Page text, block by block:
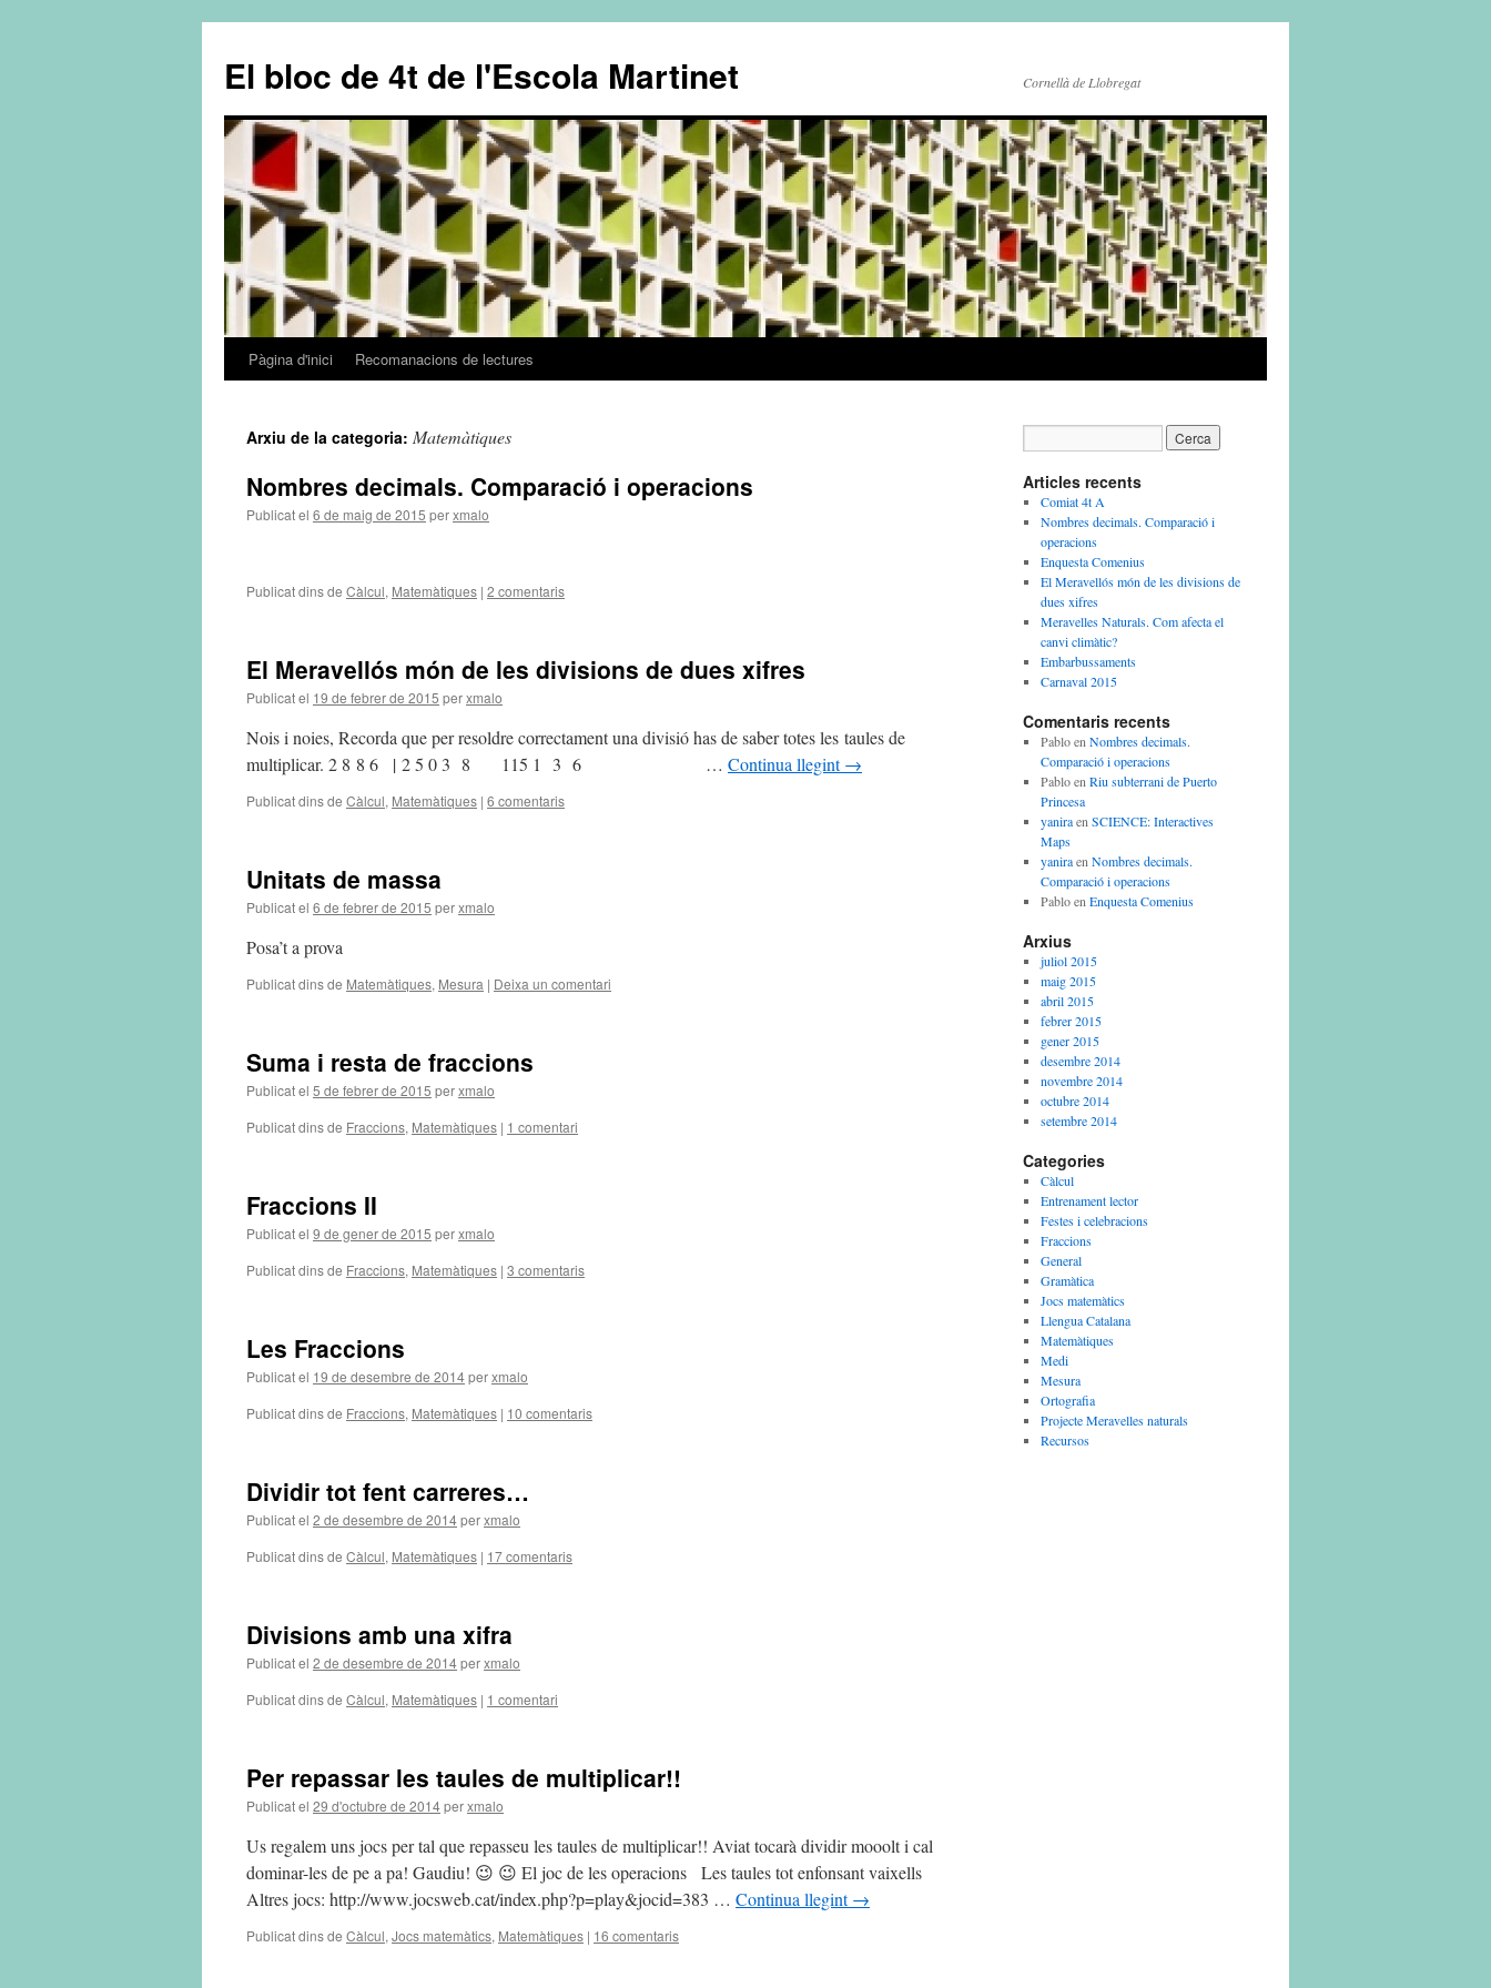
El bloc de 4t de l'Escola Martinet Cornellà de Llobregat
Vés
contingut
Pàgina d'inici Recomanacions de lectures
Arxiu de la categoria: Matemàtiques
Nombres decimals. Comparació i operacions
Publicat el 6 de maig de 2015 perxmalo
Publicat dins de Càlcul, Matemàtiques | 2 comentaris
El Meravellós món de les divisions de dues xifres
Publicat el 19 de febrer de 2015 perxmalo
Nois i noies, Recorda que per resoldre correctament una divisió has de saber totes les taules de
multiplicar. 2 8 8 6 | 2 5 0 3 8 115 1 3 6 … Continua llegint→
Publicat dins de Càlcul, Matemàtiques | 6 comentaris
Unitats de massa
Publicat el 6 de febrer de 2015 perxmalo
Posa’t a prova
Publicat dins de Matemàtiques, Mesura | Deixa un comentari
Suma i resta de fraccions
Publicat el 5 de febrer de 2015 perxmalo
Publicat dins de Fraccions, Matemàtiques | 1 comentari
Fraccions II
Publicat el 9 de gener de 2015 perxmalo
Publicat dins de Fraccions, Matemàtiques | 3 comentaris
Les Fraccions
Publicat el 19 de desembre de 2014perxmalo
Publicat dins de Fraccions, Matemàtiques | 10 comentaris
Dividir tot fent carreres…
Publicat el 2 de desembre de 2014perxmalo
Publicat dins de Càlcul, Matemàtiques | 17 comentaris
Divisions amb una xifra
Publicat el 2 de desembre de 2014perxmalo
Publicat dins de Càlcul, Matemàtiques | 1 comentari
Per repassar les taules de multiplicar!!
Publicat el 29 d'octubre de 2014perxmalo
Us regalem uns jocs per tal que repasseu les taules de multiplicar!! Aviat tocarà dividir mooolt i cal
dominar-les de pe a pa! Gaudiu! 😉 😉 El joc de les operacions Les taules tot enfonsant vaixells
Altres jocs: http://www.jocsweb.cat/index.php?p=play&jocid=383 … Continua llegint→
Publicat dins de Càlcul, Jocs matemàtics, Matemàtiques | 16 comentaris
Articles recents
Comiat 4t A
Nombres decimals. Comparació i
operacions
Enquesta Comenius
El Meravellós món de les divisions de
dues xifres
Meravelles Naturals. Com afecta el
canvi climàtic?
Embarbussaments
Carnaval 2015
Comentaris recents
Pabloen Nombres decimals.
Comparació i operacions
Pabloen Riu subterrani de Puerto
Princesa
yaniraen SCIENCE: Interactives
Maps
yaniraen Nombres decimals.
Comparació i operacions
Pabloen Enquesta Comenius
Arxius
juliol 2015
maig 2015
abril 2015
febrer 2015
gener 2015
desembre 2014
novembre 2014
octubre 2014
setembre 2014
Categories
Càlcul
Entrenament lector
Festes i celebracions
Fraccions
General
Gramàtica
Jocs matemàtics
Llengua Catalana
Matemàtiques
Medi
Mesura
Ortografia
Projecte Meravelles naturals
Recursos